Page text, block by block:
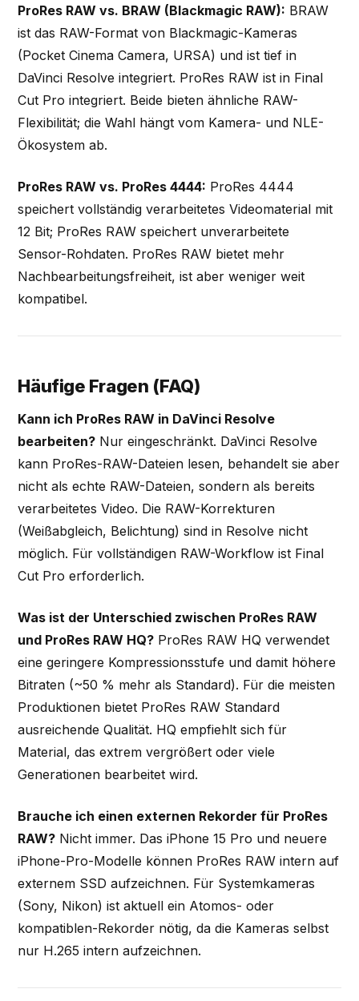
ProRes RAW vs. BRAW (Blackmagic RAW): BRAW
ist das RAW-Format von Blackmagic-Kameras
(Pocket Cinema Camera, URSA) und ist tief in
DaVinci Resolve integriert. ProRes RAW ist in Final
Cut Pro integriert. Beide bieten ähnliche RAW-
Flexibilität; die Wahl hängt vom Kamera- und NLE-
Ökosystem ab.
ProRes RAW vs. ProRes 4444: ProRes 4444
speichert vollständig verarbeitetes Videomaterial mit
12 Bit; ProRes RAW speichert unverarbeitete
Sensor-Rohdaten. ProRes RAW bietet mehr
Nachbearbeitungsfreiheit, ist aber weniger weit
kompatibel.
Häufige Fragen (FAQ)
Kann ich ProRes RAW in DaVinci Resolve
bearbeiten? Nur eingeschränkt. DaVinci Resolve
kann ProRes-RAW-Dateien lesen, behandelt sie aber
nicht als echte RAW-Dateien, sondern als bereits
verarbeitetes Video. Die RAW-Korrekturen
(Weißabgleich, Belichtung) sind in Resolve nicht
möglich. Für vollständigen RAW-Workflow ist Final
Cut Pro erforderlich.
Was ist der Unterschied zwischen ProRes RAW
und ProRes RAW HQ? ProRes RAW HQ verwendet
eine geringere Kompressionsstufe und damit höhere
Bitraten (~50 % mehr als Standard). Für die meisten
Produktionen bietet ProRes RAW Standard
ausreichende Qualität. HQ empfiehlt sich für
Material, das extrem vergrößert oder viele
Generationen bearbeitet wird.
Brauche ich einen externen Rekorder für ProRes
RAW? Nicht immer. Das iPhone 15 Pro und neuere
iPhone-Pro-Modelle können ProRes RAW intern auf
externem SSD aufzeichnen. Für Systemkameras
(Sony, Nikon) ist aktuell ein Atomos- oder
kompatiblen-Rekorder nötig, da die Kameras selbst
nur H.265 intern aufzeichnen.